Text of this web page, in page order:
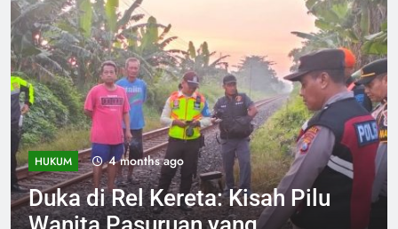
NASIONAL 4 months ago
Kirab “Pasoeroean Tempo